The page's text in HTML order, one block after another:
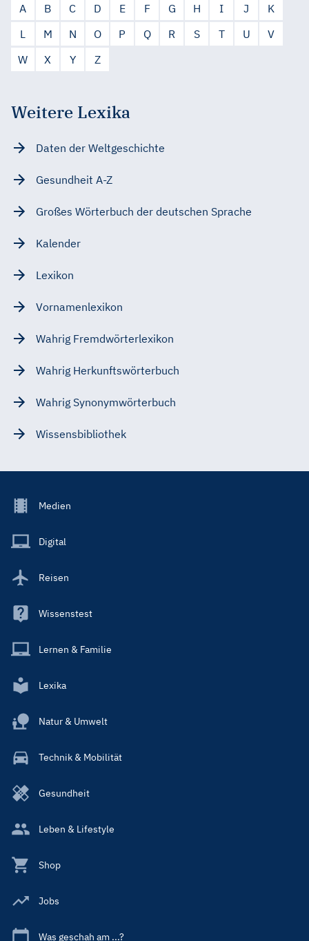
A B C D E F G H I J
K
L
M N O P Q R S T U
V
W
X Y Z
Weitere Lexika
Daten der Weltgeschichte
Gesundheit A-Z
Großes Wörterbuch der deutschen Sprache
Kalender
Lexikon
Vornamenlexikon
Wahrig Fremdwörterlexikon
Wahrig Herkunftswörterbuch
Wahrig Synonymwörterbuch
Wissensbibliothek
Footer
Main
Medien
Digital
Reisen
Wissenstest
Lernen & Familie
Lexika
Natur & Umwelt
Technik & Mobilität
Gesundheit
Leben & Lifestyle
Shop
Jobs
Was geschah am ...?